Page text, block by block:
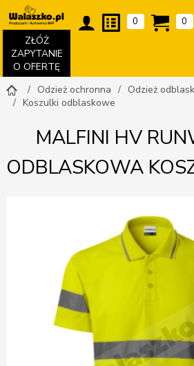
ZŁÓŻ
ZAPYTANIE
O OFERTĘ
0 0
Odzież ochronna
Odzież
Koszulki odblaskowe
MALFINI HV
ODBLASKOWA